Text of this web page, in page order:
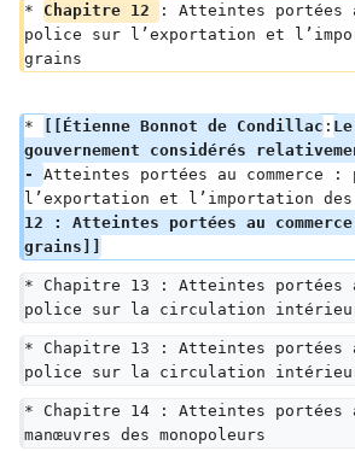
* Chapitre 12
: Atteintes portées
police sur l’exportation et
grains
* [[Étienne Bonnot de Condillac :
gouvernement considérés
- Atteintes portées au commerce
l’exportation et l’importation
12 : Atteintes portées au
grains]]
* Chapitre 13 : Atteintes portées
police sur la circulation
* Chapitre 13 : Atteintes portées
police sur la circulation
* Chapitre 14 : Atteintes portées
manœuvres des monopoleurs